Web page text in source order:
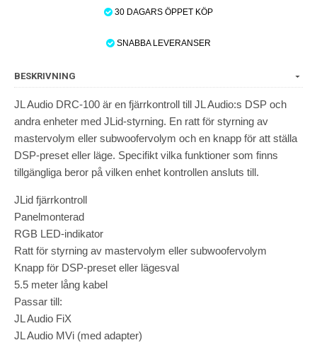
30 DAGARS ÖPPET KÖP
SNABBA LEVERANSER
BESKRIVNING
JL Audio DRC-100 är en fjärrkontroll till JL Audio:s DSP och
andra enheter med JLid-styrning. En ratt för styrning av
mastervolym eller subwoofervolym och en knapp för att ställa
DSP-preset eller läge. Specifikt vilka funktioner som finns
tillgängliga beror på vilken enhet kontrollen ansluts till.
JLid fjärrkontroll
Panelmonterad
RGB LED-indikator
Ratt för styrning av mastervolym eller subwoofervolym
Knapp för DSP-preset eller lägesval
5.5 meter lång kabel
Passar till:
JL Audio FiX
JL Audio MVi (med adapter)